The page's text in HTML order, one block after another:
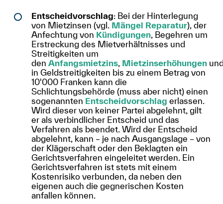
Entscheidvorschlag: Bei der Hinterlegung
von Mietzinsen (vgl. Mängel Reparatur), der
Anfechtung von Kündigungen, Begehren um
Erstreckung des Mietverhältnisses und
Streitigkeiten um
den Anfangsmietzins, Mietzinserhöhungen
in Geldstreitigkeiten bis zu einem Betrag von
10'000 Franken kann die
Schlichtungsbehörde (muss aber nicht) einen
sogenannten Entscheidvorschlag erlassen.
Wird dieser von keiner Partei abgelehnt, gilt
er als verbindlicher Entscheid und das
Verfahren als beendet. Wird der Entscheid
abgelehnt, kann – je nach Ausgangslage – von
der Klägerschaft oder den Beklagten ein
Gerichtsverfahren eingeleitet werden. Ein
Gerichtsverfahren ist stets mit einem
Kostenrisiko verbunden, da neben den
eigenen auch die gegnerischen Kosten
anfallen können.